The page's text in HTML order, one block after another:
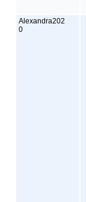
Alexandra202
0